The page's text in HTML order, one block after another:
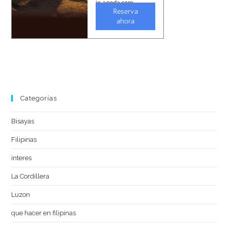
Categorías
Bisayas
Filipinas
interes
La Cordillera
Luzon
que hacer en filipinas